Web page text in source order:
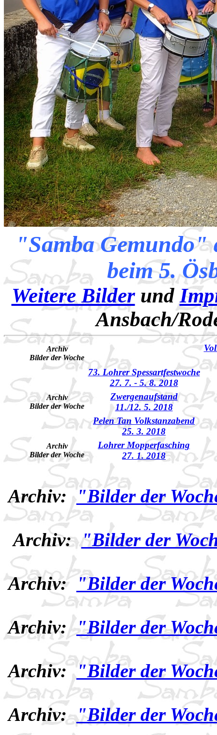
"Samba Gemundo"
beim 5.
Weitere Bilderund
Ansbach/
Archiv
Bilder der Woche
73. Lohrer Spessartfestwoche
27. 7. - 5. 8. 2018
Archiv
Bilder der Woche
Zwergenaufstand
11./12. 5. 2018
Pelen Tan Volkstanzabend
25. 3. 2018
Archiv
Bilder der Woche
Lohrer Mopperfasching
27. 1. 2018
Archiv:"Bilder der
Archiv:"Bilder der
Archiv: "Bilder der
Archiv:"Bilder der
Archiv:"Bilder der
Archiv:"Bilder der